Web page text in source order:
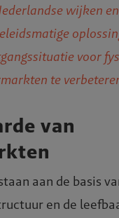
wijken
voor
te
van
aan de basis
en de